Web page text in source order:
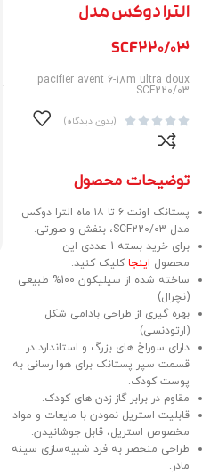
الترا دوکس مدل
SCF220/03
pacifier avent 6-18m ultra doux
SCF220/03




 (بدون دیدگاه)
توضیحات محصول
پستانک اونت ۶ تا ۱۸ ماه الترا دوکس
مدل SCF220/03، بنفش و صورتی.
برای خرید بسته 1 عددی این
محصول اینجا کلیک کنید.
ساخته شده از سیلیکون 100% طبیعی
(نچرال)
بهره گیری از طراحی بادامی شکل
(ارتودنسی)
دارای سوراخ های بزرگ و استاندارد در
قسمت سپر پستانک برای هوا رسانی به
پوست کودک.
مقاوم در برابر گاز زدن های کودک.
قابلیت استریل نمودن با مایعات و مواد
مخصوص استریل، قابل جوشانیدن.
طراحی منحصر به فرد شبیه‌سازی سینه
مادر.